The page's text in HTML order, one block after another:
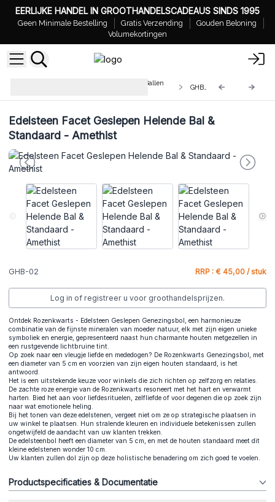
EERLIJKE HANDEL IN GROOTHANDELSCADEAUS SINDS 1995
Geen Minimale Bestelling Gratis Verzending
Gouden Beloning
Volumekortingen
Groothandel Edelsteen Helende Ballen
Edelsteen Facet Geslepen Helende Bal &
Standaard - Amethist
GHB-02 RRP : € 45,00 / stuk
Log in of registreer u voor groothandelsprijzen.
Ontdek Rozenkwarts - Edelsteen Geslepen Genezingsbol, een harmonieuze
combinatie van de fijnste mineralen van moeder natuur, elk met zijn eigen unieke
symboliek en energie, gepresenteerd naast hun charmante houten metgezellen in
een rustgevende lichtbruine tint.
Op zoek naar een vleugje liefde en mededogen? De Rozenkwarts Genezingsbol, met
een diameter van 5 cm en voorzien van zijn eigen houten standaard, is het
antwoord.
Het is een uitstekende keuze voor winkels die zich richten op zelfzorg en relaties.
De zachte roze energie van de Rozenkwarts resoneert met het hart en verwarmt
harten. Bied het aan voor liefdesrituelen, zelfliefde of voor degenen die op zoek zijn
naar wat emotionele heling.
Bij het tonen van deze edelstenen, vergeet niet om ze op strategische plaatsen in
uw winkel te plaatsen. Hun stralende kleuren en individuele betekenissen zullen
ongetwijfeld de aandacht van uw klanten trekken.
De edelsteenbol heeft een diameter van 5 cm, en met de houten standaard meet dit
kleine edelstenen wonder 10 cm.
Uw klanten zullen dol zijn op deze holistische benadering om zich goed te voelen.
Productspecificaties & Documentatie